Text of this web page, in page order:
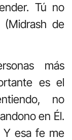
Tú no
de
más
es el
no
en Él.
Y esa fe me